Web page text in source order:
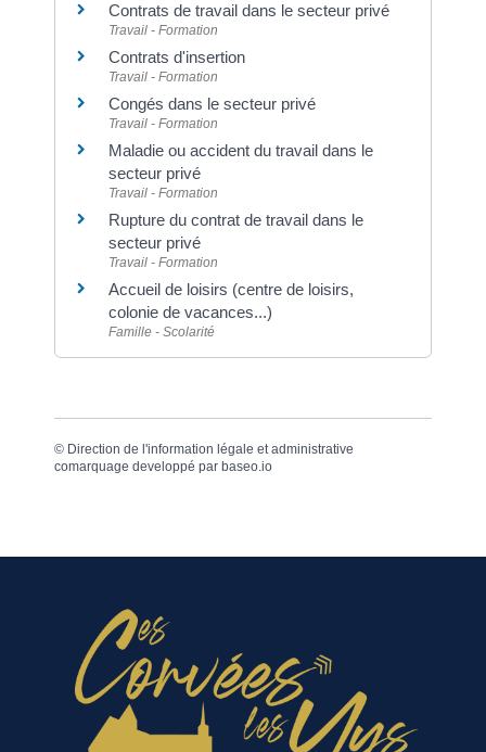
Contrats de travail dans le secteur privé
Travail - Formation
Contrats d'insertion
Travail - Formation
Congés dans le secteur privé
Travail - Formation
Maladie ou accident du travail dans le
secteur privé
Travail - Formation
Rupture du contrat de travail dans le
secteur privé
Travail - Formation
Accueil de loisirs (centre de loisirs,
colonie de vacances...)
Famille - Scolarité
© Direction de l'information légale et administrative
comarquage developpé par baseo.io